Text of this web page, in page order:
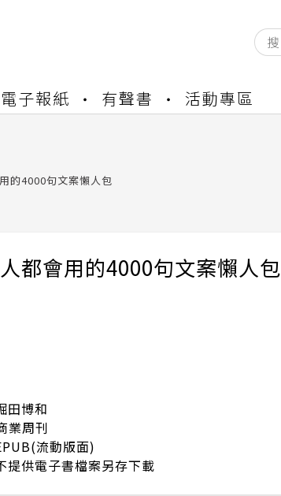
電子報紙 有聲書 活動專區
通申請
合併申請圖文教學
通申請
的4000句文案懶人包
都會用的4000句文案懶人包
田博和
業周刊
流動版面)
提供電子書檔案另存下載